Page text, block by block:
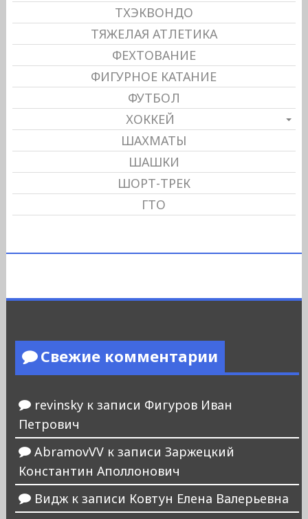
ТХЭКВОНДО
ТЯЖЕЛАЯ АТЛЕТИКА
ФЕХТОВАНИЕ
ФИГУРНОЕ КАТАНИЕ
ФУТБОЛ
ХОККЕЙ
ШАХМАТЫ
ШАШКИ
ШОРТ-ТРЕК
ГТО
Свежие комментарии
revinskyк записи Фигуров Иван
Петрович
AbramovVVк записи Заржецкий
Константин Аполлонович
Виджк записи Ковтун Елена Валерьевна